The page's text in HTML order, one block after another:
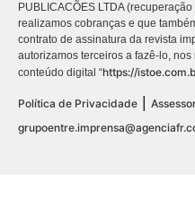
PUBLICACÕES LTDA
realizamos cobranças e que
contrato de assinatura da revista
autorizamos terceiros a fazê-lo,
conteúdo digital “https://
Política de Privacidade